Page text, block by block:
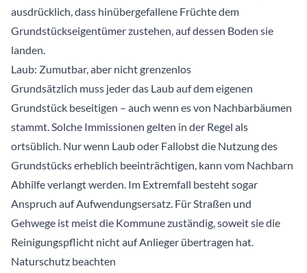
ausdrücklich, dass hinübergefallene Früchte dem
Grundstückseigentümer zustehen, auf dessen Boden sie
landen.
Laub: Zumutbar, aber nicht grenzenlos
Grundsätzlich muss jeder das Laub auf dem eigenen
Grundstück beseitigen – auch wenn es von Nachbarbäumen
stammt. Solche Immissionen gelten in der Regel als
ortsüblich. Nur wenn Laub oder Fallobst die Nutzung des
Grundstücks erheblich beeinträchtigen, kann vom Nachbarn
Abhilfe verlangt werden. Im Extremfall besteht sogar
Anspruch auf Aufwendungsersatz. Für Straßen und
Gehwege ist meist die Kommune zuständig, soweit sie die
Reinigungspflicht nicht auf Anlieger übertragen hat.
Naturschutz beachten